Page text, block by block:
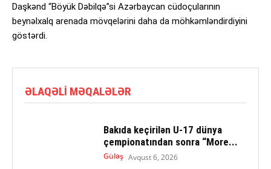
Daşkənd “Böyük Dəbilqə”si Azərbaycan cüdoçularının
beynəlxalq arenada mövqelərini daha da möhkəmləndirdiyini
göstərdi.
ƏLAQƏLI MƏQALƏLƏR
Bakıda keçirilən U-17 dünya
çempionatından sonra “More...
Güləş Avqust 6, 2026